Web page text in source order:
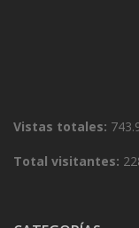
Vistas totales:
Total visitantes: